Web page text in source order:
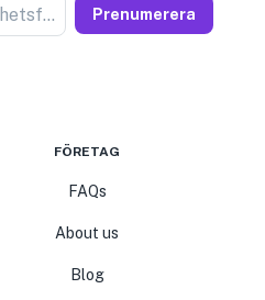
Prenumerera på nyhetsförsäljare Prenumerera
FÖRETAG
FAQs
About us
Blog